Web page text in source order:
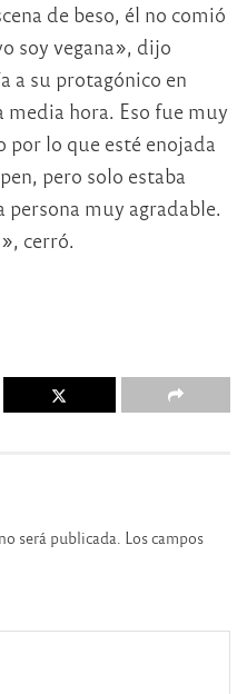
de beso, él no comió
soy vegana», dijo
a su protagónico en
media hora. Eso fue muy
por lo que esté enojada
pero solo estaba
persona muy agradable.
cerró.
será publicada. Los campos